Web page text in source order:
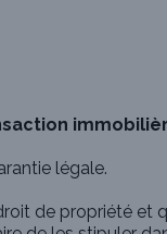
légale.
de propriété et